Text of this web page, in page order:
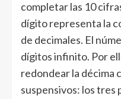
completar las 10
dígito representa la
de decimales. El
dígitos infinito. Por
redondear la décima
suspensivos: los tres